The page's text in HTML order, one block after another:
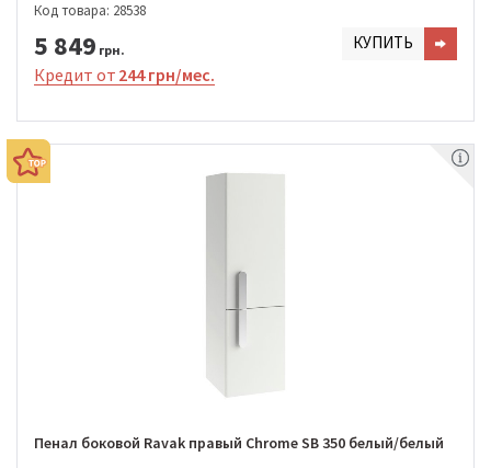
Код товара: 28538
5 849 грн. КУПИТЬ
Кредит от 244 грн/мес.
Пенал боковой Ravak правый Chrome SB 350 белый/белый